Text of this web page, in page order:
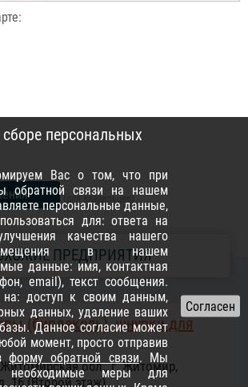
ПРЕДПРИЯТИЯ
(бирдекель), шнурки для
обл., г. Житомир,
16 (Второй этаж)
персональных
Вас о том, что при
обратной связи на нашем
персональные данные,
для: ответа на
качества нашего
в нашем
данные: имя, контактная
email), текст сообщения.
доступ к своим данным,
данных, удаление ваших
Данное согласие может
момент, просто отправив
форму обратной связи. Мы
необходимые меры для